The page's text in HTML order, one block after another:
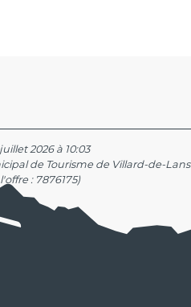
2026 à 10:03
de Tourisme de Villard-de-Lans
: 7876175)